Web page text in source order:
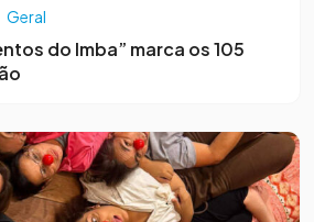
Geral
do Imba” marca os 105